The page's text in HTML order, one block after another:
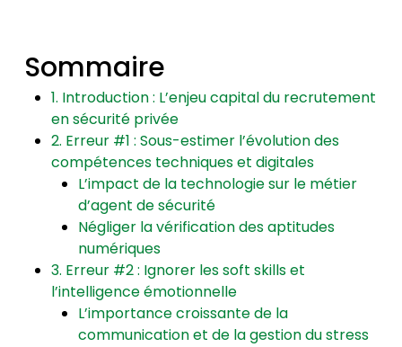
Sommaire
1. Introduction : L’enjeu capital du recrutement
en sécurité privée
2. Erreur #1 : Sous-estimer l’évolution des
compétences techniques et digitales
L’impact de la technologie sur le métier
d’agent de sécurité
Négliger la vérification des aptitudes
numériques
3. Erreur #2 : Ignorer les soft skills et
l’intelligence émotionnelle
L’importance croissante de la
communication et de la gestion du stress